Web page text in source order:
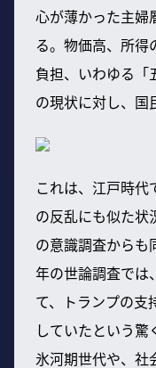
心が薄かった主婦
る。物価高、所
負担、いわゆる「
の現状に対し、国
これは、江戸時
の反乱にも似た状
の意識調査からも
年の世論調査では
て、トランプの支
していたという
氷河期世代や、社